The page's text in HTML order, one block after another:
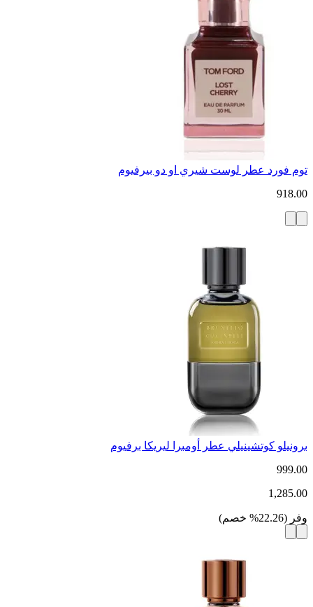
توم فورد عطر لوست شيري او دو بيرفيوم
918.00
برونيلو كوتشينيلي عطر أومبرا ليريكا برفيوم
999.00
1,285.00
وفر (
22.26
% خصم)